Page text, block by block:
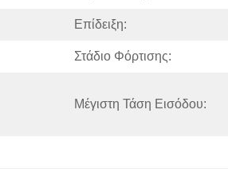
Επίδειξη:
Στάδιο Φόρτισης:
Μέγιστη Τάση Εισόδου: